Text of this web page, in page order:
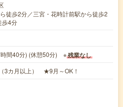
徒歩2分／三宮・花時計前駅から徒歩2
歩4分
間40分) (休憩50分) ※残業なし
3カ月以上） ★9月～OK！